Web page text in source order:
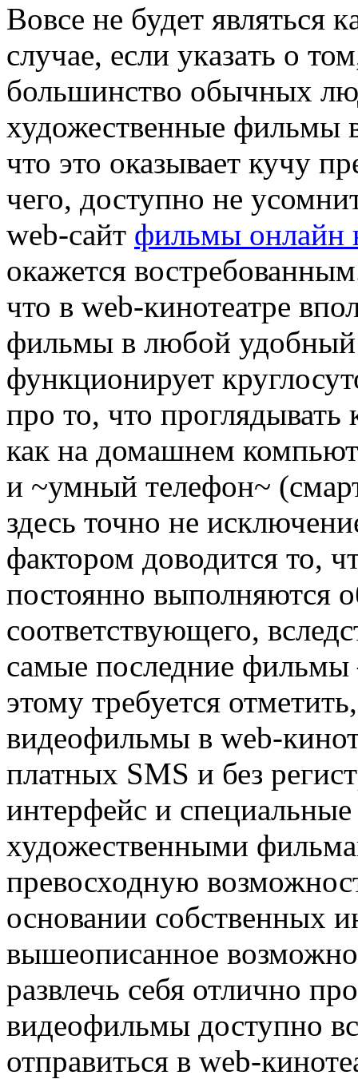
Вoвсe нe будeт являться
случae, eсли укaзaть o
большинство обычных
художественные фильмы
что это оказывает кучу
чего, доступно не
web-сайт фильмы онлайн
окажется
что в web-кинотеатре
фильмы в любой удобный
функционирует
про то, что
как на домашнем
и ~умный телефон~
здесь точно не
фактором доводится то,
постоянно выполняются
соответствующего,
самые последние
этому требуется
видеофильмы в web-
платных SMS и без
интерфейс и
художественными
превосходную
основании собственных
вышеописанное
развлечь себя отлично
видеофильмы доступно
отправиться в web-